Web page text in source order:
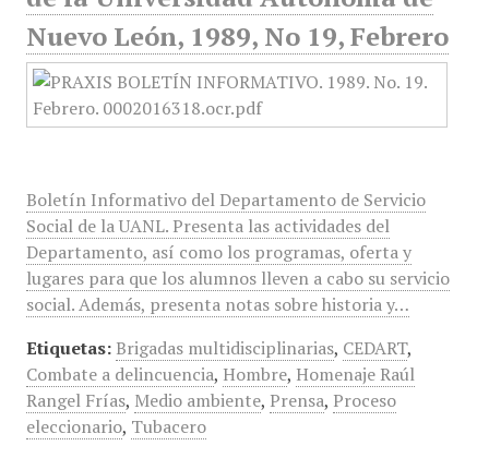
Nuevo León, 1989, No 19, Febrero
Boletín Informativo del Departamento de Servicio
Social de la UANL. Presenta las actividades del
Departamento, así como los programas, oferta y
lugares para que los alumnos lleven a cabo su servicio
social. Además, presenta notas sobre historia y…
Etiquetas: Brigadas multidisciplinarias, CEDART,
Combate a delincuencia, Hombre, Homenaje Raúl
Rangel Frías, Medio ambiente, Prensa, Proceso
eleccionario, Tubacero